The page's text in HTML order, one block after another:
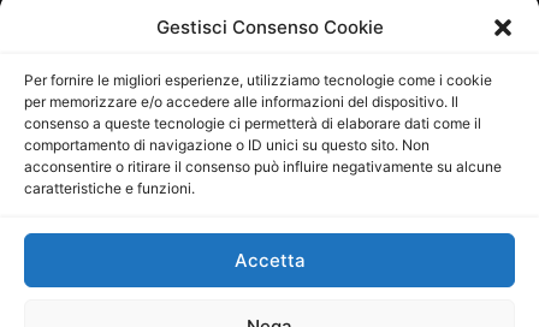
Gestisci Consenso Cookie
Per fornire le migliori esperienze, utilizziamo tecnologie come i cookie
per memorizzare e/o accedere alle informazioni del dispositivo. Il
consenso a queste tecnologie ci permetterà di elaborare dati come il
comportamento di navigazione o ID unici su questo sito. Non
acconsentire o ritirare il consenso può influire negativamente su alcune
caratteristiche e funzioni.
Accetta
29/09/2015
Direttore Editoriale: Maurizio Scaglione
Direttore Responsabile: Maria Calabrese
P.IVA: 06334930820
Mercurio Comunicazione Società Cooperativa a r.l. è
iscritta al Registro degli Operatori di Comunicazione al